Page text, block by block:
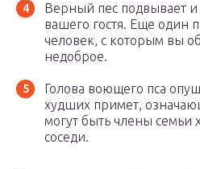
Верный пес подвывает и
вашего гостя. Еще один
человек, с которым вы
недоброе.
Голова воющего пса
худших примет,
могут быть члены
соседи.